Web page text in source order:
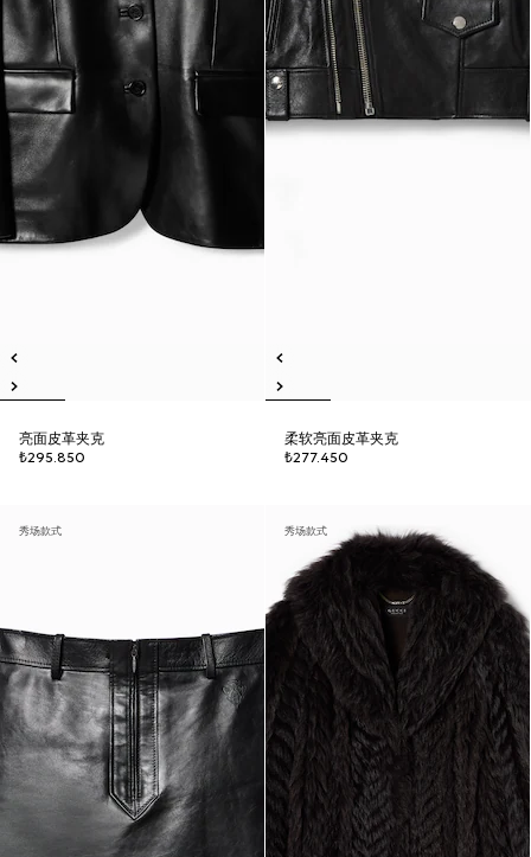
亮面皮革夹克
₺295.850
柔软亮面皮革夹克
₺277.450
秀场款式 秀场款式